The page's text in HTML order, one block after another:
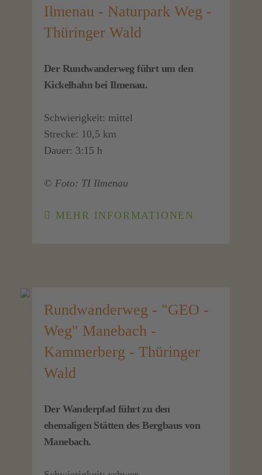
Ilmenau - Naturpark Weg -
Thüringer Wald
Der Rundwanderweg führt um den
Kickelhahn bei Ilmenau.
Schwierigkeit: mittel
Strecke: 10,5 km
Dauer: 3:15 h
© Foto: TI Ilmenau
MEHR INFORMATIONEN
Rundwanderweg - "GEO -
Weg" Manebach -
Kammerberg - Thüringer
Wald
Der Wanderpfad führt zu den
ehemaligen Stätten des Bergbaus von
Manebach.